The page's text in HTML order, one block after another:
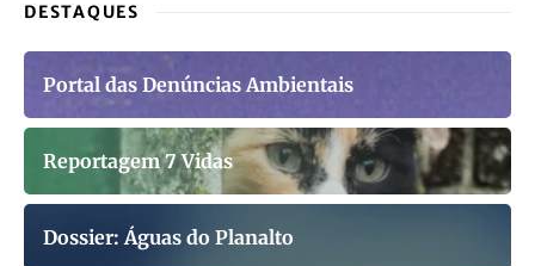
DESTAQUES
Portal das Denúncias Ambientais
Reportagem 7 Vidas
Dossier: Águas do Planalto